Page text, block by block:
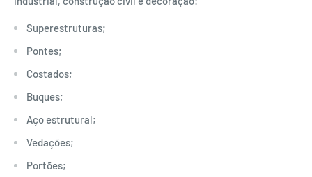
Superestruturas;
Pontes;
Costados;
Buques;
Aço estrutural;
Vedações;
Portões;